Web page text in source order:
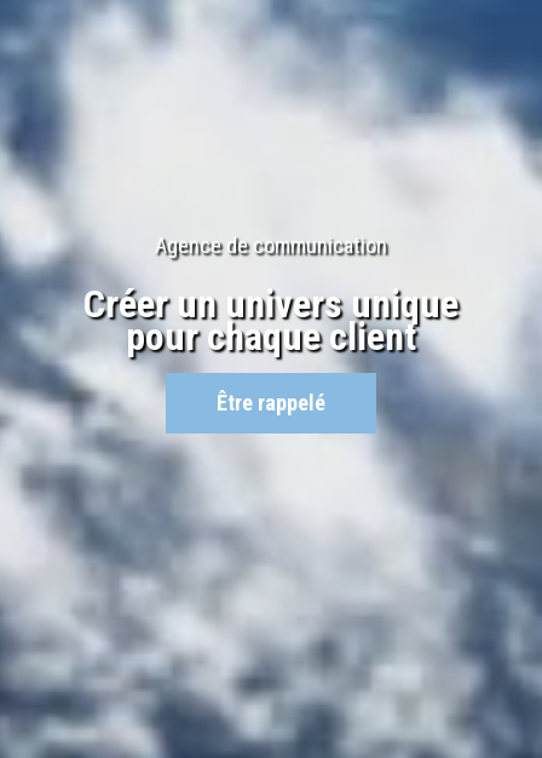
Agence de communication
Créer un univers unique
pour chaque client
Être rappelé